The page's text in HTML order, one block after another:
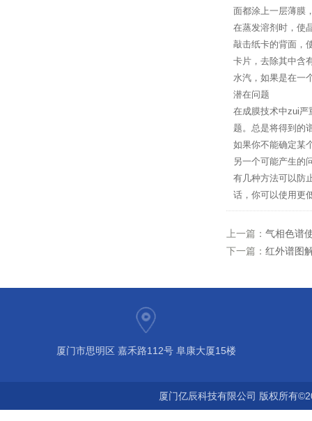
面都涂上一层薄膜
在蒸发溶剂时，使
敲击纸卡的背面，
卡片，去除其中含
水汽，如果是在一
潜在问题
在成膜技术中zui严
题。总是将得到的
如果你不能确定某
另一个可能产生的
有几种方法可以防
话，你可以使用更
上一篇： 气相色谱
下一篇： 红外谱图
厦门市思明区 嘉禾路112号 阜康大厦15楼
厦门亿辰科技有限公司 版权所有